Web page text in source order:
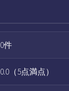
0件
0.0（5点満点）